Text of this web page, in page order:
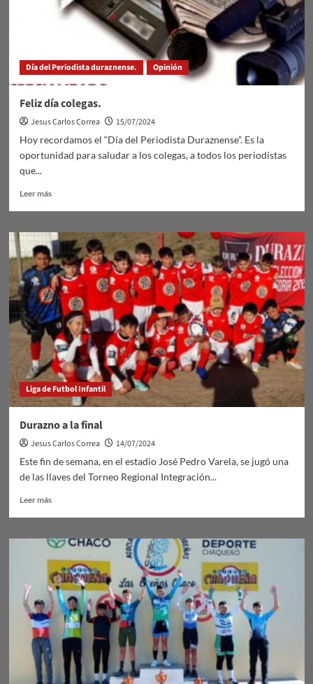
Día del Periodista duraznense. Opinión
Feliz día colegas.
Jesus Carlos Correa
15/07/2024
Hoy recordamos el “Día del Periodista Duraznense”. Es la
oportunidad para saludar a los colegas, a todos los periodistas
que...
Leer másLeer
Feliz
día
colegas.
Liga de Futbol Infantil
Durazno a la final
Jesus Carlos Correa
14/07/2024
Este fin de semana, en el estadio José Pedro Varela, se jugó una
de las llaves del Torneo Regional Integración...
Leer másLeer
Durazno
a
la
final